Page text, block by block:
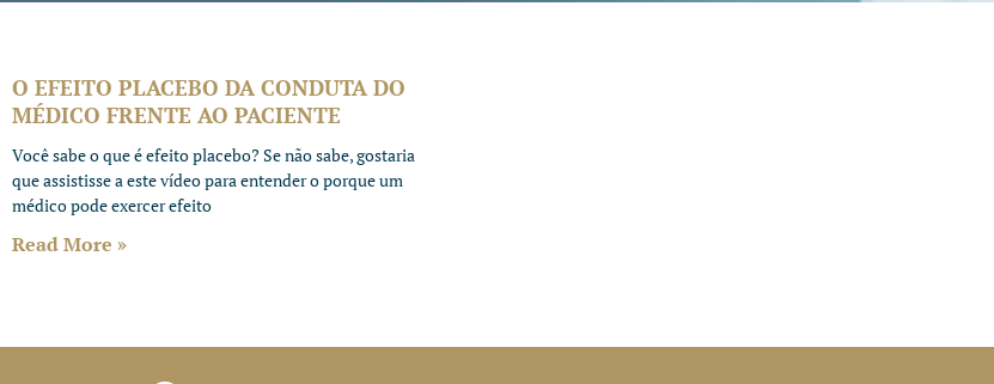
O EFEITO PLACEBO DA CONDUTA DO
MÉDICO FRENTE AO PACIENTE
Você sabe o que é efeito placebo? Se não sabe, gostaria
que assistisse a este vídeo para entender o porque um
médico pode exercer efeito
Read More »